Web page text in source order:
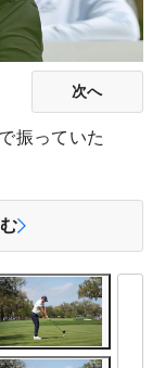
次へ
振っていた